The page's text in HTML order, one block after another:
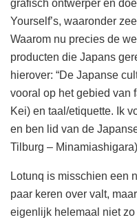
grafisch ontwerper en
Yourself’s, waaronder
Waarom nu precies de
producten die Japans
hierover: “De Japanse
vooral op het gebied van
Kei) en taal/etiquette. Ik
en ben lid van de
Tilburg –
Lotunq is misschien een
paar keren over valt,
eigenlijk helemaal niet